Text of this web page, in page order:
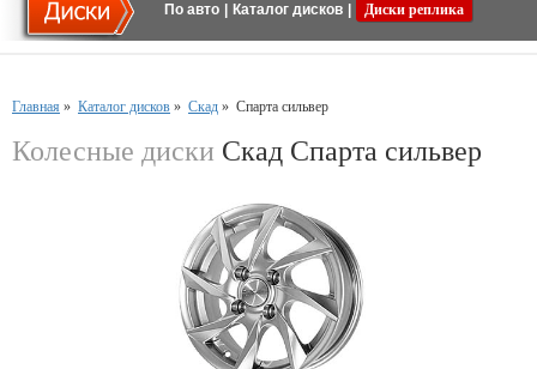
По авто Каталог дисков Диски реплика
Главная » Каталог дисков » Скад » Спарта сильвер
Колесные диски Скад Спарта сильвер